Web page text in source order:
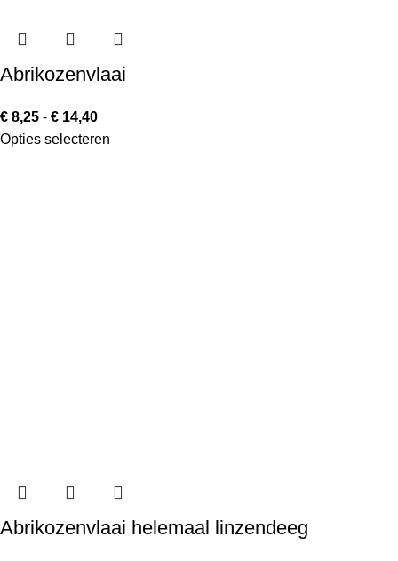
Abrikozenvlaai
€ 8,25 - € 14,40
Opties selecteren
Abrikozenvlaai helemaal linzendeeg